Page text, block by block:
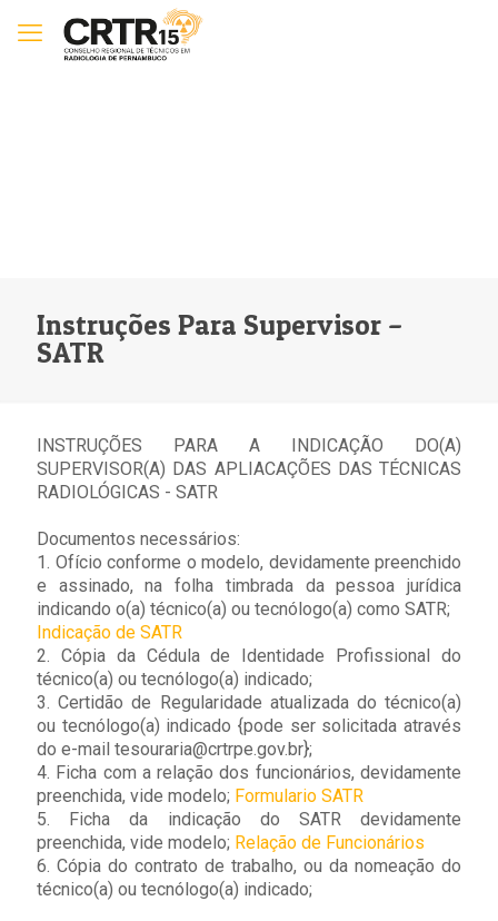
Instruções Para Supervisor –
SATR
INSTRUÇÕES PARA A INDICAÇÃO DO(A)
SUPERVISOR(A) DAS APLIACAÇÕES DAS TÉCNICAS
RADIOLÓGICAS - SATR
Documentos necessários:
1. Ofício conforme o modelo, devidamente preenchido
e assinado, na folha timbrada da pessoa jurídica
indicando o(a) técnico(a) ou tecnólogo(a) como SATR;
Indicação de SATR
2. Cópia da Cédula de Identidade Profissional do
técnico(a) ou tecnólogo(a) indicado;
3. Certidão de Regularidade atualizada do técnico(a)
ou tecnólogo(a) indicado {pode ser solicitada através
do e-mail tesouraria@crtrpe.gov.br};
4. Ficha com a relação dos funcionários, devidamente
preenchida, vide modelo; Formulario SATR
5. Ficha da indicação do SATR devidamente
preenchida, vide modelo; Relação de Funcionários
6. Cópia do contrato de trabalho, ou da nomeação do
técnico(a) ou tecnólogo(a) indicado;